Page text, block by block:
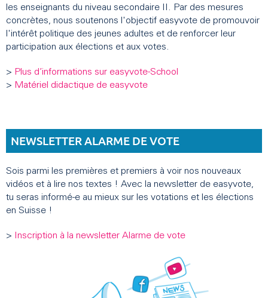
les enseignants du niveau secondaire II. Par des mesures
concrètes, nous soutenons l'objectif easyvote de promouvoir
l'intérêt politique des jeunes adultes et de renforcer leur
participation aux élections et aux votes.
> Plus d’informations sur easyvote-School
> Matériel didactique de easyvote
NEWSLETTER ALARME DE VOTE
Sois parmi les premières et premiers à voir nos nouveaux
vidéos et à lire nos textes ! Avec la newsletter de easyvote,
tu seras informé-e au mieux sur les votations et les élections
en Suisse !
> Inscription à la newsletter Alarme de vote